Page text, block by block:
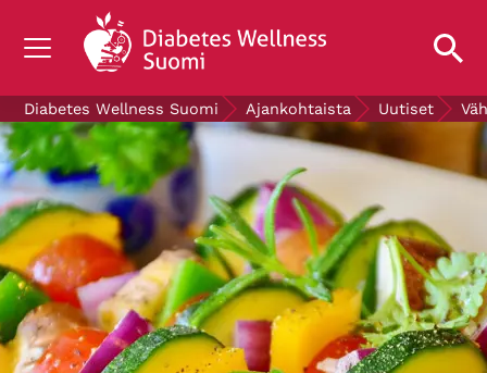
TIETOA DIABETEKSESTA
TUTKIMUS
AJANKOHTAISTA
TIETOA MEISTÄ
ILMAISET DIABETESTUOTTEET
LAHJOITA
Mittaa verensokerisi
Diabetes Wellness Suomi Ajankohtaista Uutiset